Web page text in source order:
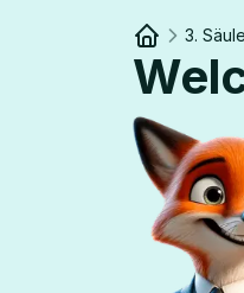
Link to
3. Säule